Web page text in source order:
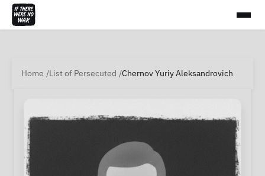
Home List of Persecuted Chernov Yuriy Aleksandrovich